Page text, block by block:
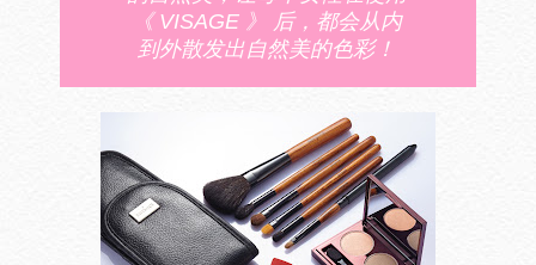
《 VISAGE 》 后，都会从内
到外散发出自然美的色彩！